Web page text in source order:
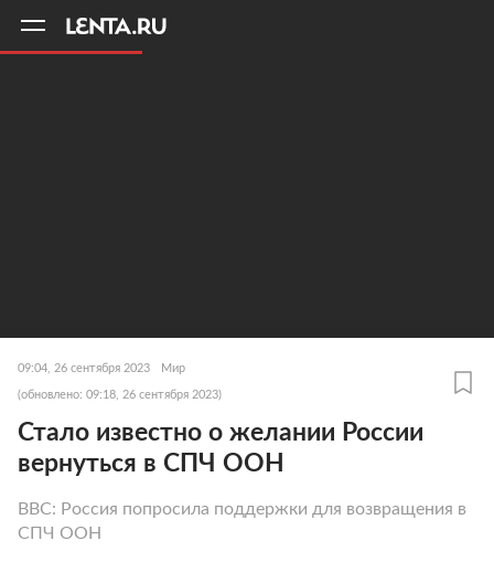
09:04, 26 сентября 2023 Мир
(обновлено: 09:18, 26 сентября 2023)
Стало известно о желании России
вернуться в СПЧ ООН
BBC: Россия попросила поддержки для возвращения в
СПЧ ООН